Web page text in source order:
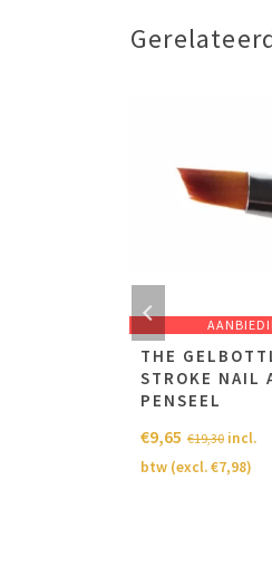
THE
STROKE NAIL
PENSEEL
€19,30
€9,65
incl.
btw (excl.€7,98)